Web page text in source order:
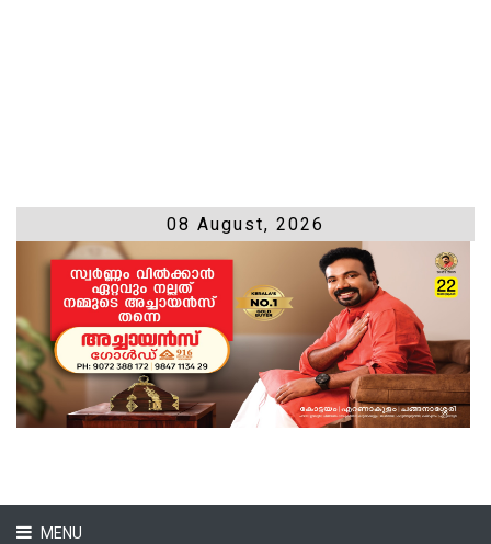
08 August, 2026
MENU